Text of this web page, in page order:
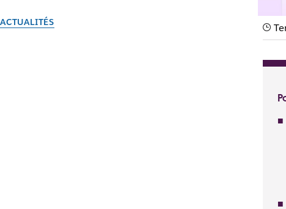
ACTUALITÉS
Des flux de travail plus